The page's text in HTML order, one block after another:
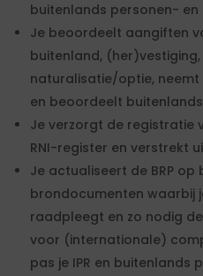
buitenlands personen-
Je beoordeelt aangiften
buitenland,
naturalisatie/optie,
en beoordeelt
Je verzorgt de registratie
RNI-register en verstrekt
Je actualiseert de BRP
brondocumenten waarbij
raadpleegt en zo nodig
voor (internationale)
pas je IPR en buitenlands